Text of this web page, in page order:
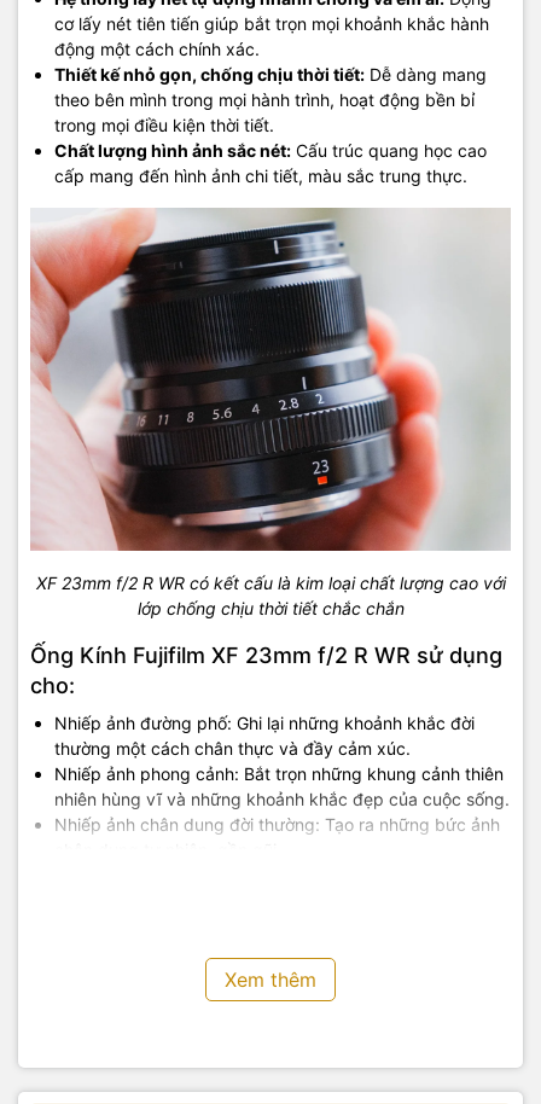
cơ lấy nét tiên tiến giúp bắt trọn mọi khoảnh khắc hành
động một cách chính xác.
Thiết kế nhỏ gọn, chống chịu thời tiết: Dễ dàng mang
theo bên mình trong mọi hành trình, hoạt động bền bỉ
trong mọi điều kiện thời tiết.
Chất lượng hình ảnh sắc nét: Cấu trúc quang học cao
cấp mang đến hình ảnh chi tiết, màu sắc trung thực.
XF 23mm f/2 R WR có kết cấu là kim loại chất lượng cao với
lớp chống chịu thời tiết chắc chắn
Ống Kính Fujifilm XF 23mm f/2 R WR sử dụng
cho:
Nhiếp ảnh đường phố: Ghi lại những khoảnh khắc đời
thường một cách chân thực và đầy cảm xúc.
Nhiếp ảnh phong cảnh: Bắt trọn những khung cảnh thiên
nhiên hùng vĩ và những khoảnh khắc đẹp của cuộc sống.
Nhiếp ảnh chân dung đời thường: Tạo ra những bức ảnh
Xem thêm